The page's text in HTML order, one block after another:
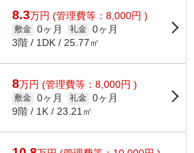
8.3万円 (管理費等：8,000円 )
敷金 0ヶ月 礼金 0ヶ月
3階 / 1DK / 25.77㎡
8万円 (管理費等：8,000円 )
敷金 0ヶ月 礼金 0ヶ月
9階 / 1K / 23.21㎡